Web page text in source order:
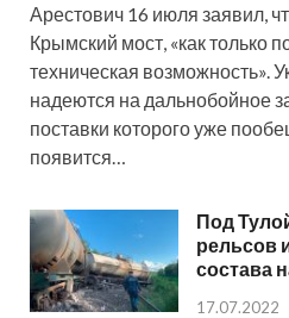
Арестович 16 июля заявил,
Крымский мост, «как только
техническая возможность».
надеются на дальнобойное
поставки которого уже
появится…
Под
рельсов
состава
17.07.2022